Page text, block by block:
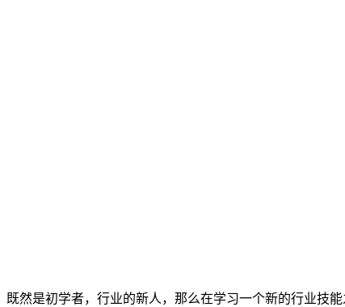
既然是初学者，行业的新人，那么在学习一个新的行业技